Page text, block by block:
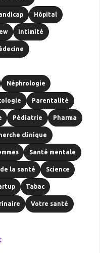
Hôpital
Intimité
Néphrologie
Parentalité
Pédiatrie Pharma
clinique
Santé mentale
la santé Science
Tabac
Votre santé